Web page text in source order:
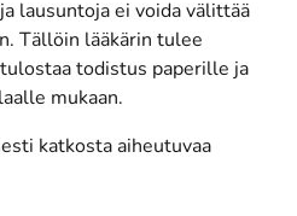
lausuntoja ei voida välittää
Tällöin lääkärin tulee
todistus paperille ja
mukaan.
katkosta aiheutuvaa